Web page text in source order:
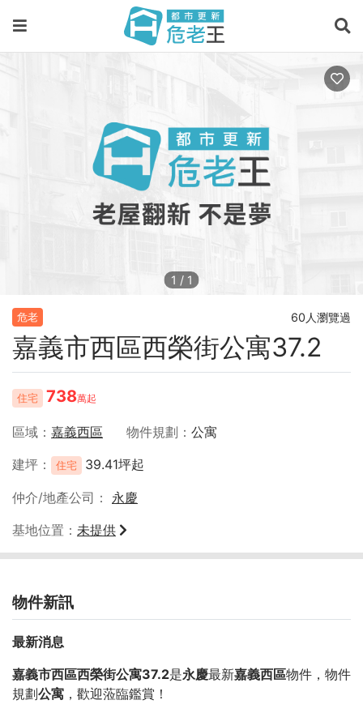
1 / 1
危老 60人瀏覽過
嘉義市西區西榮街公寓37.2
住宅 738萬起
區域 嘉義西區 物件規劃
公寓
建坪
住宅 39.41坪起
仲介/地產公司
永慶
基地位置
未提供
物件新訊
最新消息
嘉義市西區西榮街公寓37.2是永慶最新嘉義西區物件，物件
規劃公寓 ，歡迎蒞臨鑑賞！